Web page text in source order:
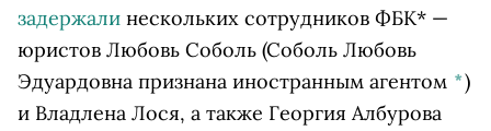
задержали нескольких сотрудников ФБК* —
юристов Любовь Соболь (Соболь Любовь
Эдуардовна признана иностранным агентом *)
и Владлена Лося, а также Георгия Албурова